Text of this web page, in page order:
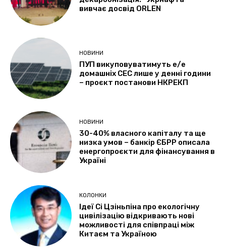
вивчає досвід ORLEN
НОВИНИ
ПУП викуповуватимуть е/е
домашніх СЕС лише у денні години
– проєкт постанови НКРЕКП
НОВИНИ
30-40% власного капіталу та ще
низка умов – банкір ЄБРР описала
енергопроєкти для фінансування в
Україні
КОЛОНКИ
Ідеї Сі Цзіньпіна про екологічну
цивілізацію відкривають нові
можливості для співпраці між
Китаєм та Україною